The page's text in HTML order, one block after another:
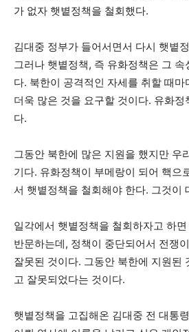
가 없자 햇볕정책을 철회했다.
김대중 정부가 들어서면서 다시 햇볕
그러나 햇볕정책, 즉 유화정책은 그 속
다. 북한이 공격적인 자세를 취할 때
더욱 많은 것을 요구할 것이다. 유화정
다.
그동안 북한에 많은 지원을 했지만 우
기다. 유화정책이 부메랑이 되어 핵으
서 햇볕정책을 철회해야 한다. 그것이
일각에서 햇볕정책을 철회하자고 하
반문하는데, 정책이 중단되어서 전쟁
잘못된 것이다. 그동안 북한에 지원된
고 잘못되었다는 것이다.
햇볕정책을 고집해온 김대중 전 대통